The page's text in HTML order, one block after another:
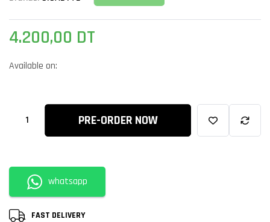
4.200,00 DT
Available on:
PRE-ORDER NOW
whatsapp
FAST DELIVERY